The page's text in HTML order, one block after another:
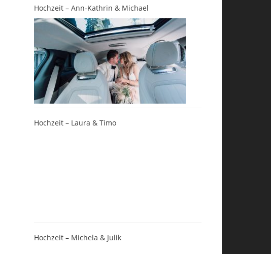
Hochzeit – Ann-Kathrin & Michael
Hochzeit – Laura & Timo
Hochzeit – Michela & Julik